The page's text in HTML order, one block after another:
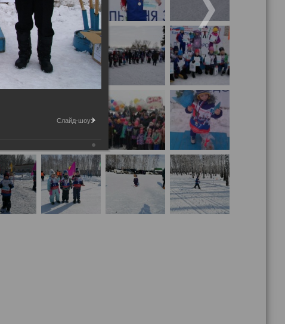
Слайд-шоу: